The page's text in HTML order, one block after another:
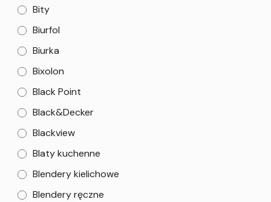
Bity
Biurfol
Biurka
Bixolon
Black Point
Black&Decker
Blackview
Blaty kuchenne
Blendery kielichowe
Blendery ręczne